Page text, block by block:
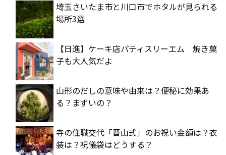
埼玉さいたま市と川口市でホタルが見られる
場所3選
【日進】ケーキ店パティスリーエム 焼き菓
子も大人気だよ
山形のだしの意味や由来は？便秘に効果あ
る？まずいの？
寺の住職交代「晋山式」のお祝い金額は？衣
装は？祝儀袋はどうする？